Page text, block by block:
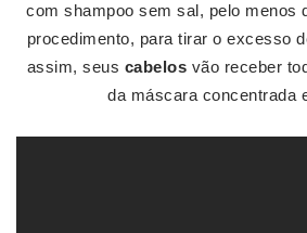
com shampoo sem sal, pelo menos
procedimento, para tirar o excesso
assim, seus cabelos vão receber
da máscara concentrada